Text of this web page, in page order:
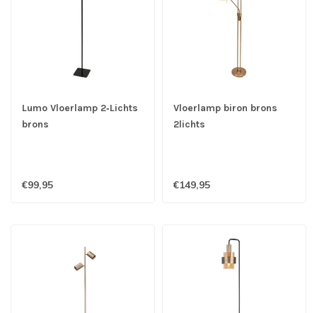
Lumo Vloerlamp 2‑Lichts
brons
€99,95
Vloerlamp biron brons
2lichts
€149,95